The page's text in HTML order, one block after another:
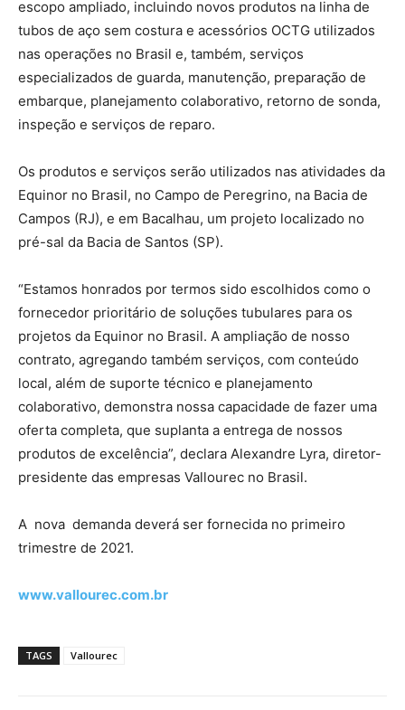
escopo ampliado, incluindo novos produtos na linha de
tubos de aço sem costura e acessórios OCTG utilizados
nas operações no Brasil e, também, serviços
especializados de guarda, manutenção, preparação de
embarque, planejamento colaborativo, retorno de sonda,
inspeção e serviços de reparo.
Os produtos e serviços serão utilizados nas atividades da
Equinor no Brasil, no Campo de Peregrino, na Bacia de
Campos (RJ), e em Bacalhau, um projeto localizado no
pré-sal da Bacia de Santos (SP).
“Estamos honrados por termos sido escolhidos como o
fornecedor prioritário de soluções tubulares para os
projetos da Equinor no Brasil. A ampliação de nosso
contrato, agregando também serviços, com conteúdo
local, além de suporte técnico e planejamento
colaborativo, demonstra nossa capacidade de fazer uma
oferta completa, que suplanta a entrega de nossos
produtos de excelência”, declara Alexandre Lyra, diretor-
presidente das empresas Vallourec no Brasil.
A nova demanda deverá ser fornecida no primeiro
trimestre de 2021.
www.vallourec.com.br
TAGS Vallourec